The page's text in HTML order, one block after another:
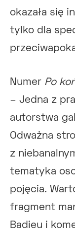
okazała się
tylko dla
Numer Po
– Jedna z
autorstwa
Odważna
z
tematyka
pojęcia.
fragment
Badieu i